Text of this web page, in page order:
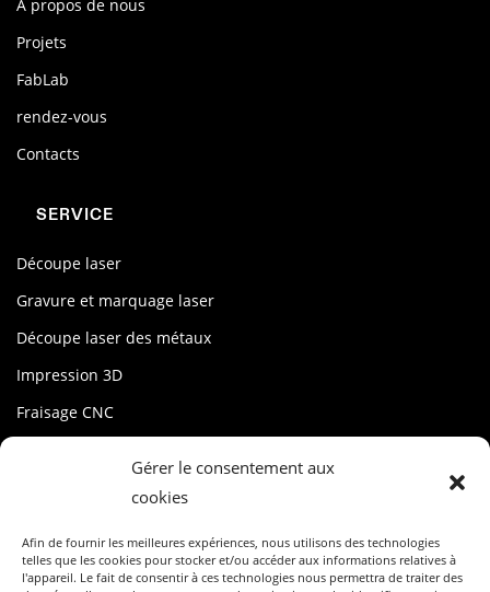
Gérer le consentement aux
cookies
Afin de fournir les meilleures expériences, nous utilisons des technologies
telles que les cookies pour stocker et/ou accéder aux informations relatives à
l'appareil. Le fait de consentir à ces technologies nous permettra de traiter des
À propos de nous
Projets
FabLab
rendez-vous
Contacts
SERVICE
Découpe laser
Gravure et marquage laser
Découpe laser des métaux
Impression 3D
Fraisage CNC
MON USINE
Compte